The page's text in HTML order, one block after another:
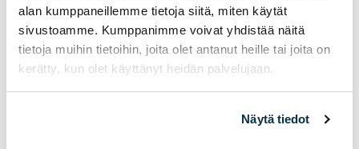
alan kumppaneillemme tietoja siitä, miten käytät
sivustoamme. Kumppanimme voivat yhdistää näitä
tietoja muihin tietoihin, joita olet antanut heille tai joita on
kerätty, kun olet käyttänyt heidän palvelujaan.
Näytä tiedot
pääsisäänkäynnin lähellä Lahdentien varrella, johon
vierailijat voi jättää. Tämän jälkeen linja-auton voi
ajaa sille varatulle pysäköintipaikalle kunnantalon
toiseen päähän.